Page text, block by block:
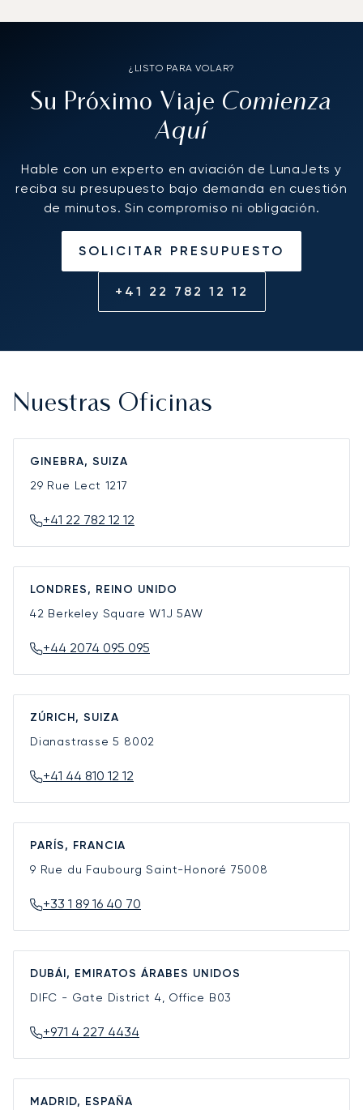
¿LISTO PARA VOLAR?
Su Próximo Viaje Comienza
Aquí
Hable con un experto en aviación de LunaJets y
reciba su presupuesto bajo demanda en cuestión
de minutos. Sin compromiso ni obligación.
SOLICITAR PRESUPUESTO
+41 22 782 12 12
Nuestras Oficinas
GINEBRA, SUIZA
29 Rue Lect 1217
+41 22 782 12 12
LONDRES, REINO UNIDO
42 Berkeley SquareW1J 5AW
+44 2074 095 095
ZÚRICH, SUIZA
Dianastrasse 5 8002
+41 44 810 12 12
PARÍS, FRANCIA
9 Rue du Faubourg Saint-Honoré 75008
+33 1 89 16 40 70
DUBÁI, EMIRATOS ÁRABES UNIDOS
DIFC - Gate District 4, Office B03
+971 4 227 4434
MADRID, ESPAÑA